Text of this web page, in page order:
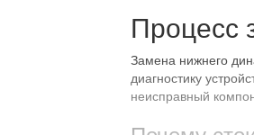
Процесс
Замена нижнего
диагностику
неисправный